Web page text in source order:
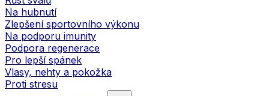
Na hubnutí
Zlepšení sportovního výkonu
Na podporu imunity
Podpora regenerace
Pro lepší spánek
Vlasy, nehty a pokožka
Proti stresu